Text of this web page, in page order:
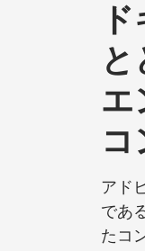
と
エ
コ
アド
であ
たコ